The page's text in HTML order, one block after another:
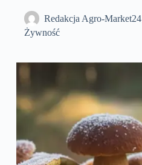
Redakcja Agro-Market24
Żywność